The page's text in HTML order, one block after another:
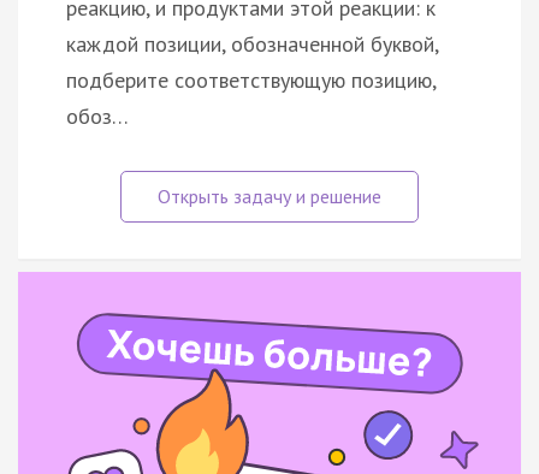
реакцию, и продуктами этой реакции: к
каждой позиции, обозначенной буквой,
подберите соответствующую позицию,
обоз…